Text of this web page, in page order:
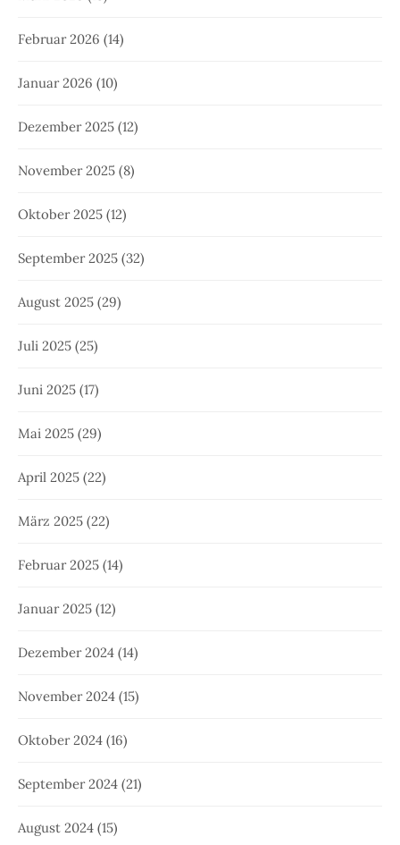
Februar 2026 (14)
Januar 2026 (10)
Dezember 2025 (12)
November 2025 (8)
Oktober 2025 (12)
September 2025 (32)
August 2025 (29)
Juli 2025 (25)
Juni 2025 (17)
Mai 2025 (29)
April 2025 (22)
März 2025 (22)
Februar 2025 (14)
Januar 2025 (12)
Dezember 2024 (14)
November 2024 (15)
Oktober 2024 (16)
September 2024 (21)
August 2024 (15)